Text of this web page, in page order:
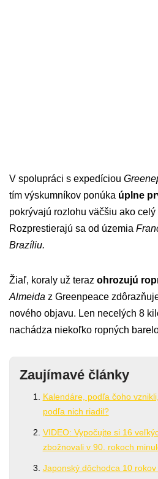
V spolupráci s expedíciou
tím výskumníkov ponúka úplne
pokrývajú rozlohu väčšiu ako
Rozprestierajú sa od územia
Brazíliu.
Žiaľ, koraly už teraz ohrozujú
Almeida z Greenpeace
nového objavu. Len necelých 8
nachádza niekoľko ropných
Zaujímavé články
Kalendáre, podľa čoho
podľa nich riadil?
VIDEO: Vypočujte si 16
zbožnovali v 90. rokoch
Japonský dôchodca 10